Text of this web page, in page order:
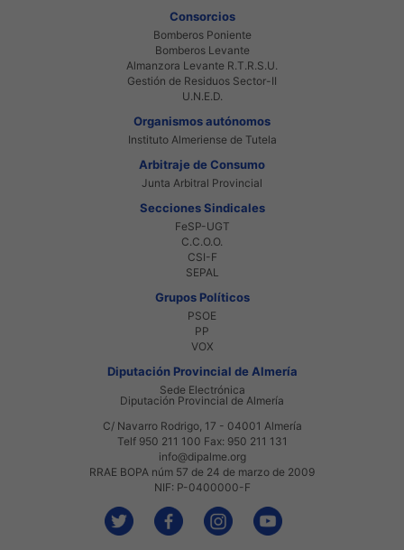
Consorcios
Bomberos Poniente
Bomberos Levante
Almanzora Levante R.T.R.S.U.
Gestión de Residuos Sector-II
U.N.E.D.
Organismos autónomos
Instituto Almeriense de Tutela
Arbitraje de Consumo
Junta Arbitral Provincial
Secciones Sindicales
FeSP-UGT
C.C.O.O.
CSI-F
SEPAL
Grupos Políticos
PSOE
PP
VOX
Diputación Provincial de Almería
Sede Electrónica
Diputación Provincial de Almería
C/ Navarro Rodrigo, 17 - 04001 Almería
Telf 950 211 100 Fax: 950 211 131
info@dipalme.org
RRAE BOPA núm 57 de 24 de marzo de 2009
NIF: P-0400000-F